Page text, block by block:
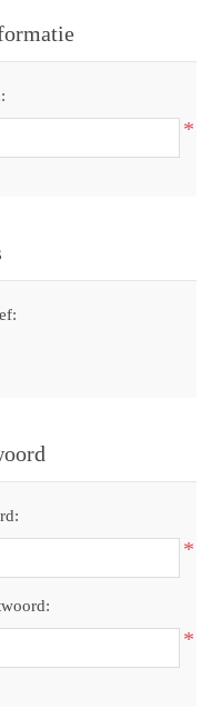
*
*
*